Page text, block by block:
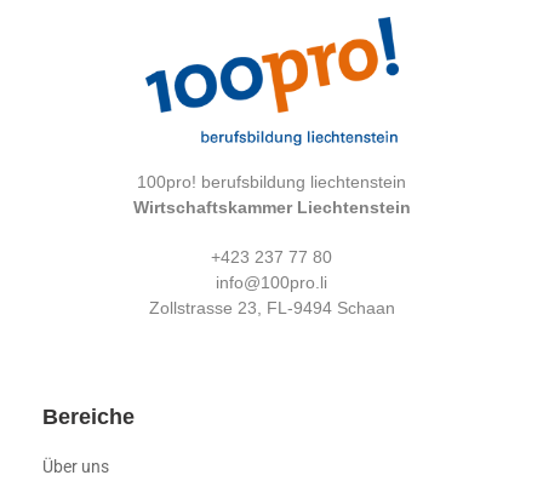
100pro! berufsbildung liechtenstein
Wirtschaftskammer Liechtenstein
+423 237 77 80
info@100pro.li
Zollstrasse 23, FL-9494 Schaan
Bereiche
Über uns